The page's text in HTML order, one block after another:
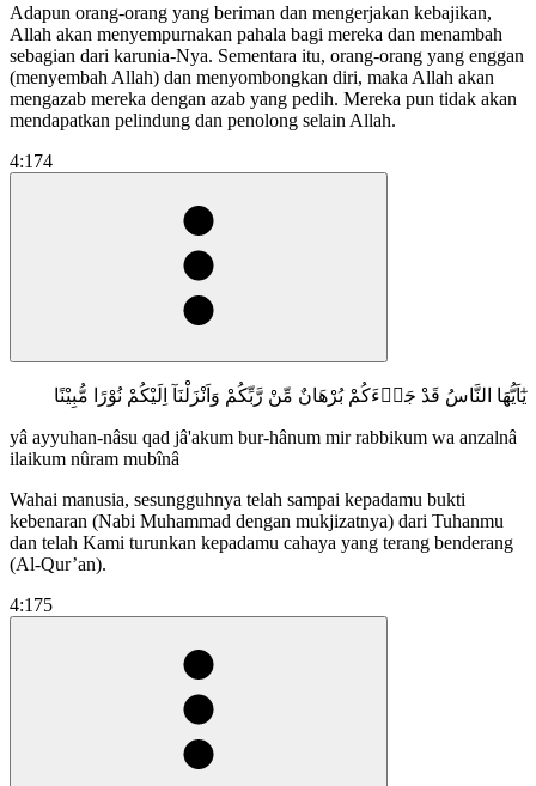
Adapun orang-orang yang beriman dan mengerjakan kebajikan,
Allah akan menyempurnakan pahala bagi mereka dan menambah
sebagian dari karunia-Nya. Sementara itu, orang-orang yang enggan
(menyembah Allah) dan menyombongkan diri, maka Allah akan
mengazab mereka dengan azab yang pedih. Mereka pun tidak akan
mendapatkan pelindung dan penolong selain Allah.
4:174
يٰٓاَيُّهَا النَّاسُ قَدْ جَاۤءَكُمْ بُرْهَانٌ مِّنْ رَّبِّكُمْ وَاَنْزَلْنَآ اِلَيْكُمْ نُوْرًا مُّبِيْنًا
yâ ayyuhan-nâsu qad jâ'akum bur-hânum mir rabbikum wa anzalnâ
ilaikum nûram mubînâ
Wahai manusia, sesungguhnya telah sampai kepadamu bukti
kebenaran (Nabi Muhammad dengan mukjizatnya) dari Tuhanmu
dan telah Kami turunkan kepadamu cahaya yang terang benderang
(Al-Qur’an).
4:175